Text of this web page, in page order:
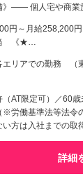
》―― 個人宅や商
円～月給258,200
当 《★…
エリアでの勤務 （
（AT限定可）／60
※労働基準法等法令
い方は入社までの取
詳細